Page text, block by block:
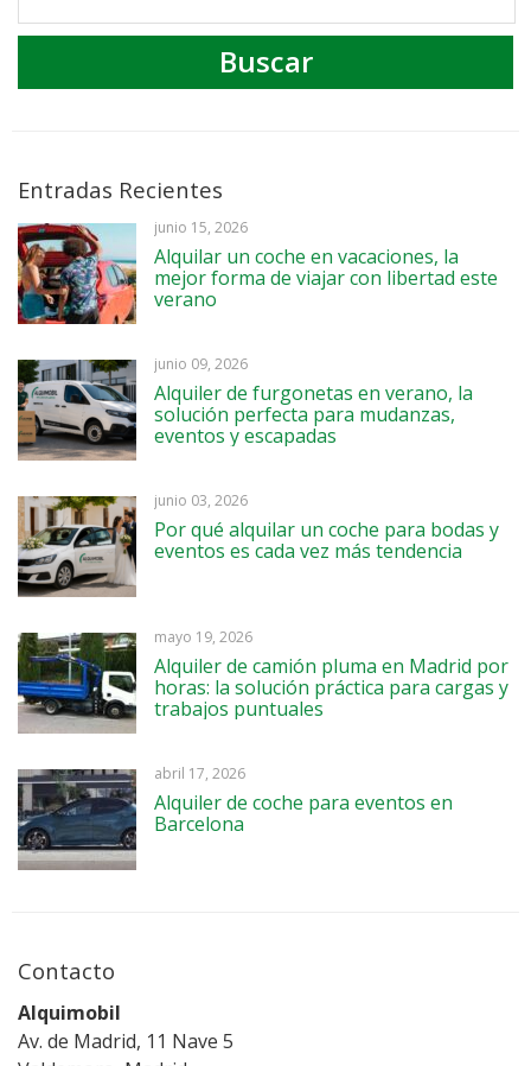
Entradas Recientes
junio 15, 2026
Alquilar un coche en vacaciones, la
mejor forma de viajar con libertad este
verano
junio 09, 2026
Alquiler de furgonetas en verano, la
solución perfecta para mudanzas,
eventos y escapadas
junio 03, 2026
Por qué alquilar un coche para bodas y
eventos es cada vez más tendencia
mayo 19, 2026
Alquiler de camión pluma en Madrid por
horas: la solución práctica para cargas y
trabajos puntuales
abril 17, 2026
Alquiler de coche para eventos en
Barcelona
Contacto
Alquimobil
Av. de Madrid, 11 Nave 5